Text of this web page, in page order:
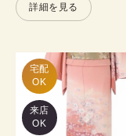
詳細を見る
宅配
OK
来店
OK